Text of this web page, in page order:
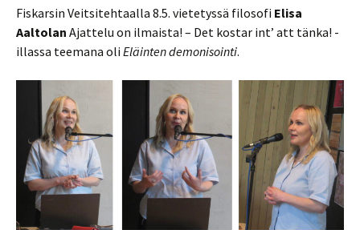
Fiskarsin Veitsitehtaalla 8.5. vietetyssä filosofi Elisa
Aaltolan Ajattelu on ilmaista! – Det kostar int’ att tänka! -
illassa teemana oli Eläinten demonisointi.